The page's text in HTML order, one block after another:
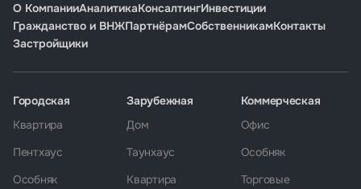
О КомпанииАналитикаКонсалтингИнвестиции
Гражданство и ВНЖПартнёрамСобственникамКонтакты
Застройщики
Городская
Квартира
Пентхаус
Особняк
Зарубежная
Дом
Таунхаус
Квартира
Коммерческая
Офис
Особняк
Торговые